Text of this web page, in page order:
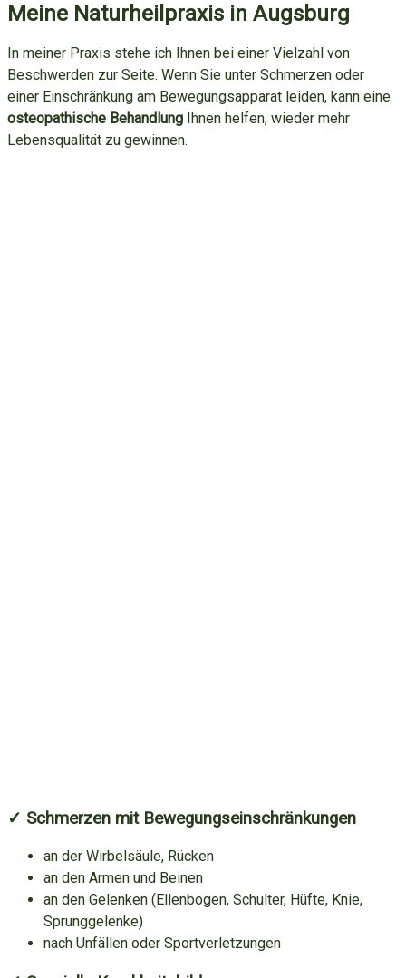
Meine Naturheilpraxis in Augsburg
In meiner Praxis stehe ich Ihnen bei einer Vielzahl von
Beschwerden zur Seite. Wenn Sie unter Schmerzen oder
einer Einschränkung am Bewegungsapparat leiden, kann eine
osteopathische Behandlung Ihnen helfen, wieder mehr
Lebensqualität zu gewinnen.
✓ Schmerzen mit Bewegungseinschränkungen
an der Wirbelsäule, Rücken
an den Armen und Beinen
an den Gelenken (Ellenbogen, Schulter, Hüfte, Knie,
Sprunggelenke)
nach Unfällen oder Sportverletzungen